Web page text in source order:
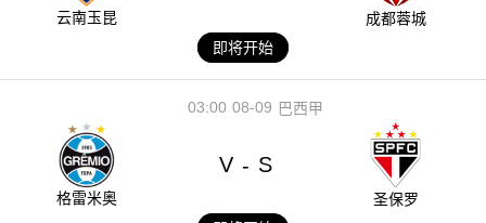
云南玉昆
成都蓉城
即将开始
08-09
03:00 巴西甲
格雷米奥
V - S
圣保罗